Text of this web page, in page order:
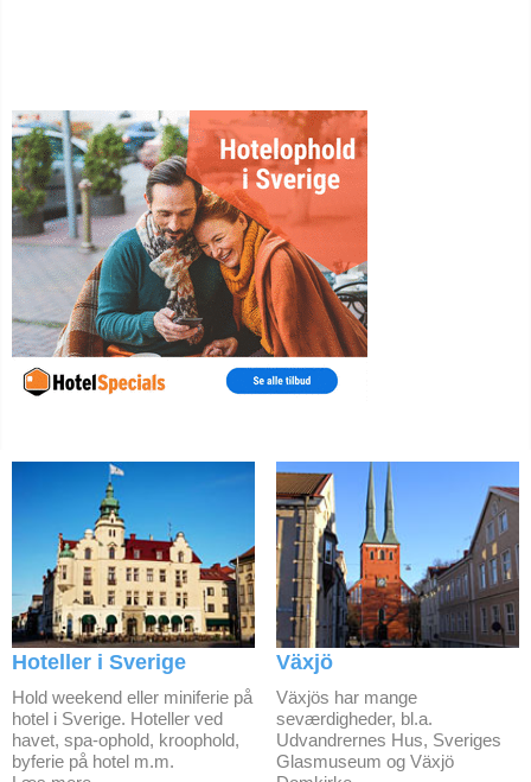
Hoteller i Sverige
Hold weekend eller miniferie på
hotel i Sverige. Hoteller ved
havet, spa-ophold, kroophold,
byferie på hotel m.m.
Växjö
Växjös har mange
seværdigheder, bl.a.
Udvandrernes Hus, Sveriges
Glasmuseum og Växjö